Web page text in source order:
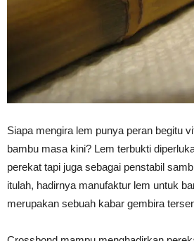
Kuat
Siapa mengira lem punya peran begitu
bambu masa kini? Lem terbukti
perekat tapi juga sebagai penstabil
itulah, hadirnya manufaktur lem untuk
merupakan sebuah kabar gembira